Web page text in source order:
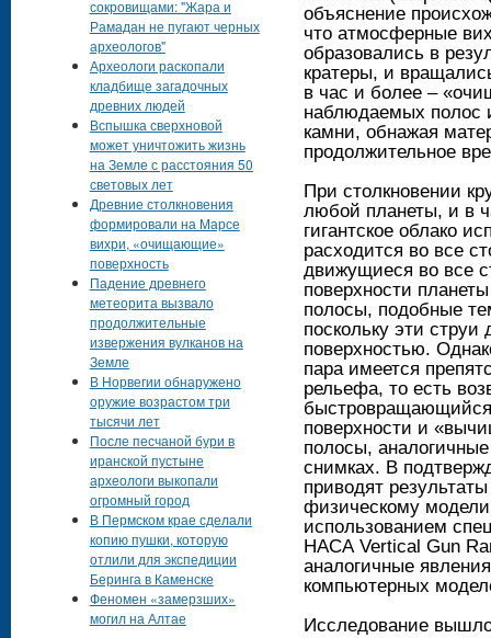
объяснение
что атмосферные
образовались в
кратеры, и
в час и более –
наблюдаемых полос
камни, обнажая
продолжительное
При столкновении
любой планеты, и в
гигантское облако
расходится во все
движущиеся во все
поверхности
полосы, подобные
поскольку эти
поверхностью.
пара имеется
рельефа, то есть
поверхности и
полосы,
снимках. В
приводят
физическому
использованием
НАСА Vertical Gun
аналогичные
компьютерных
Исследование
сокровищами: "Жара и
Рамадан не пугают черных
археологов"
Археологи раскопали
кладбище загадочных
древних людей
Вспышка сверхновой
может уничтожить жизнь
на Земле с расстояния 50
световых лет
Древние столкновения
формировали на Марсе
вихри, «очищающие»
поверхность
Падение древнего
метеорита вызвало
продолжительные
извержения вулканов на
Земле
В Норвегии обнаружено
оружие возрастом три
тысячи лет
После песчаной бури в
иранской пустыне
археологи выкопали
огромный город
В Пермском крае сделали
копию пушки, которую
отлили для экспедиции
Беринга в Каменске
Феномен «замерзших»
могил на Алтае